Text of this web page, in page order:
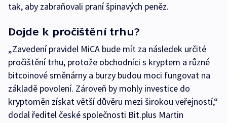
tak, aby zabraňovali praní špinavých peněz.
Dojde k pročištění trhu?
„Zavedení pravidel MiCA bude mít za následek určité
pročištění trhu, protože obchodníci s kryptem a různé
bitcoinové směnárny a burzy budou moci fungovat na
základě povolení. Zároveň by mohly investice do
kryptoměn získat větší důvěru mezi širokou veřejností,“
dodal ředitel české společnosti Bit.plus Martin